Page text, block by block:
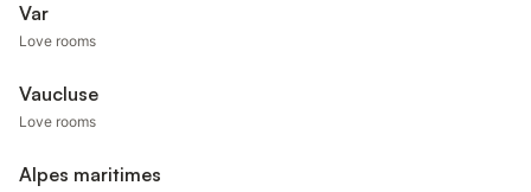
Var
Love rooms
Vaucluse
Love rooms
Alpes maritimes